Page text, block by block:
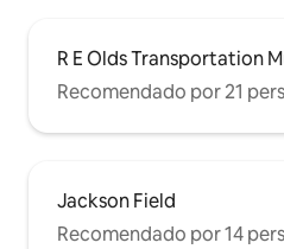
R E Olds Transportation
Recomendado por 21
Jackson Field
Recomendado por 14